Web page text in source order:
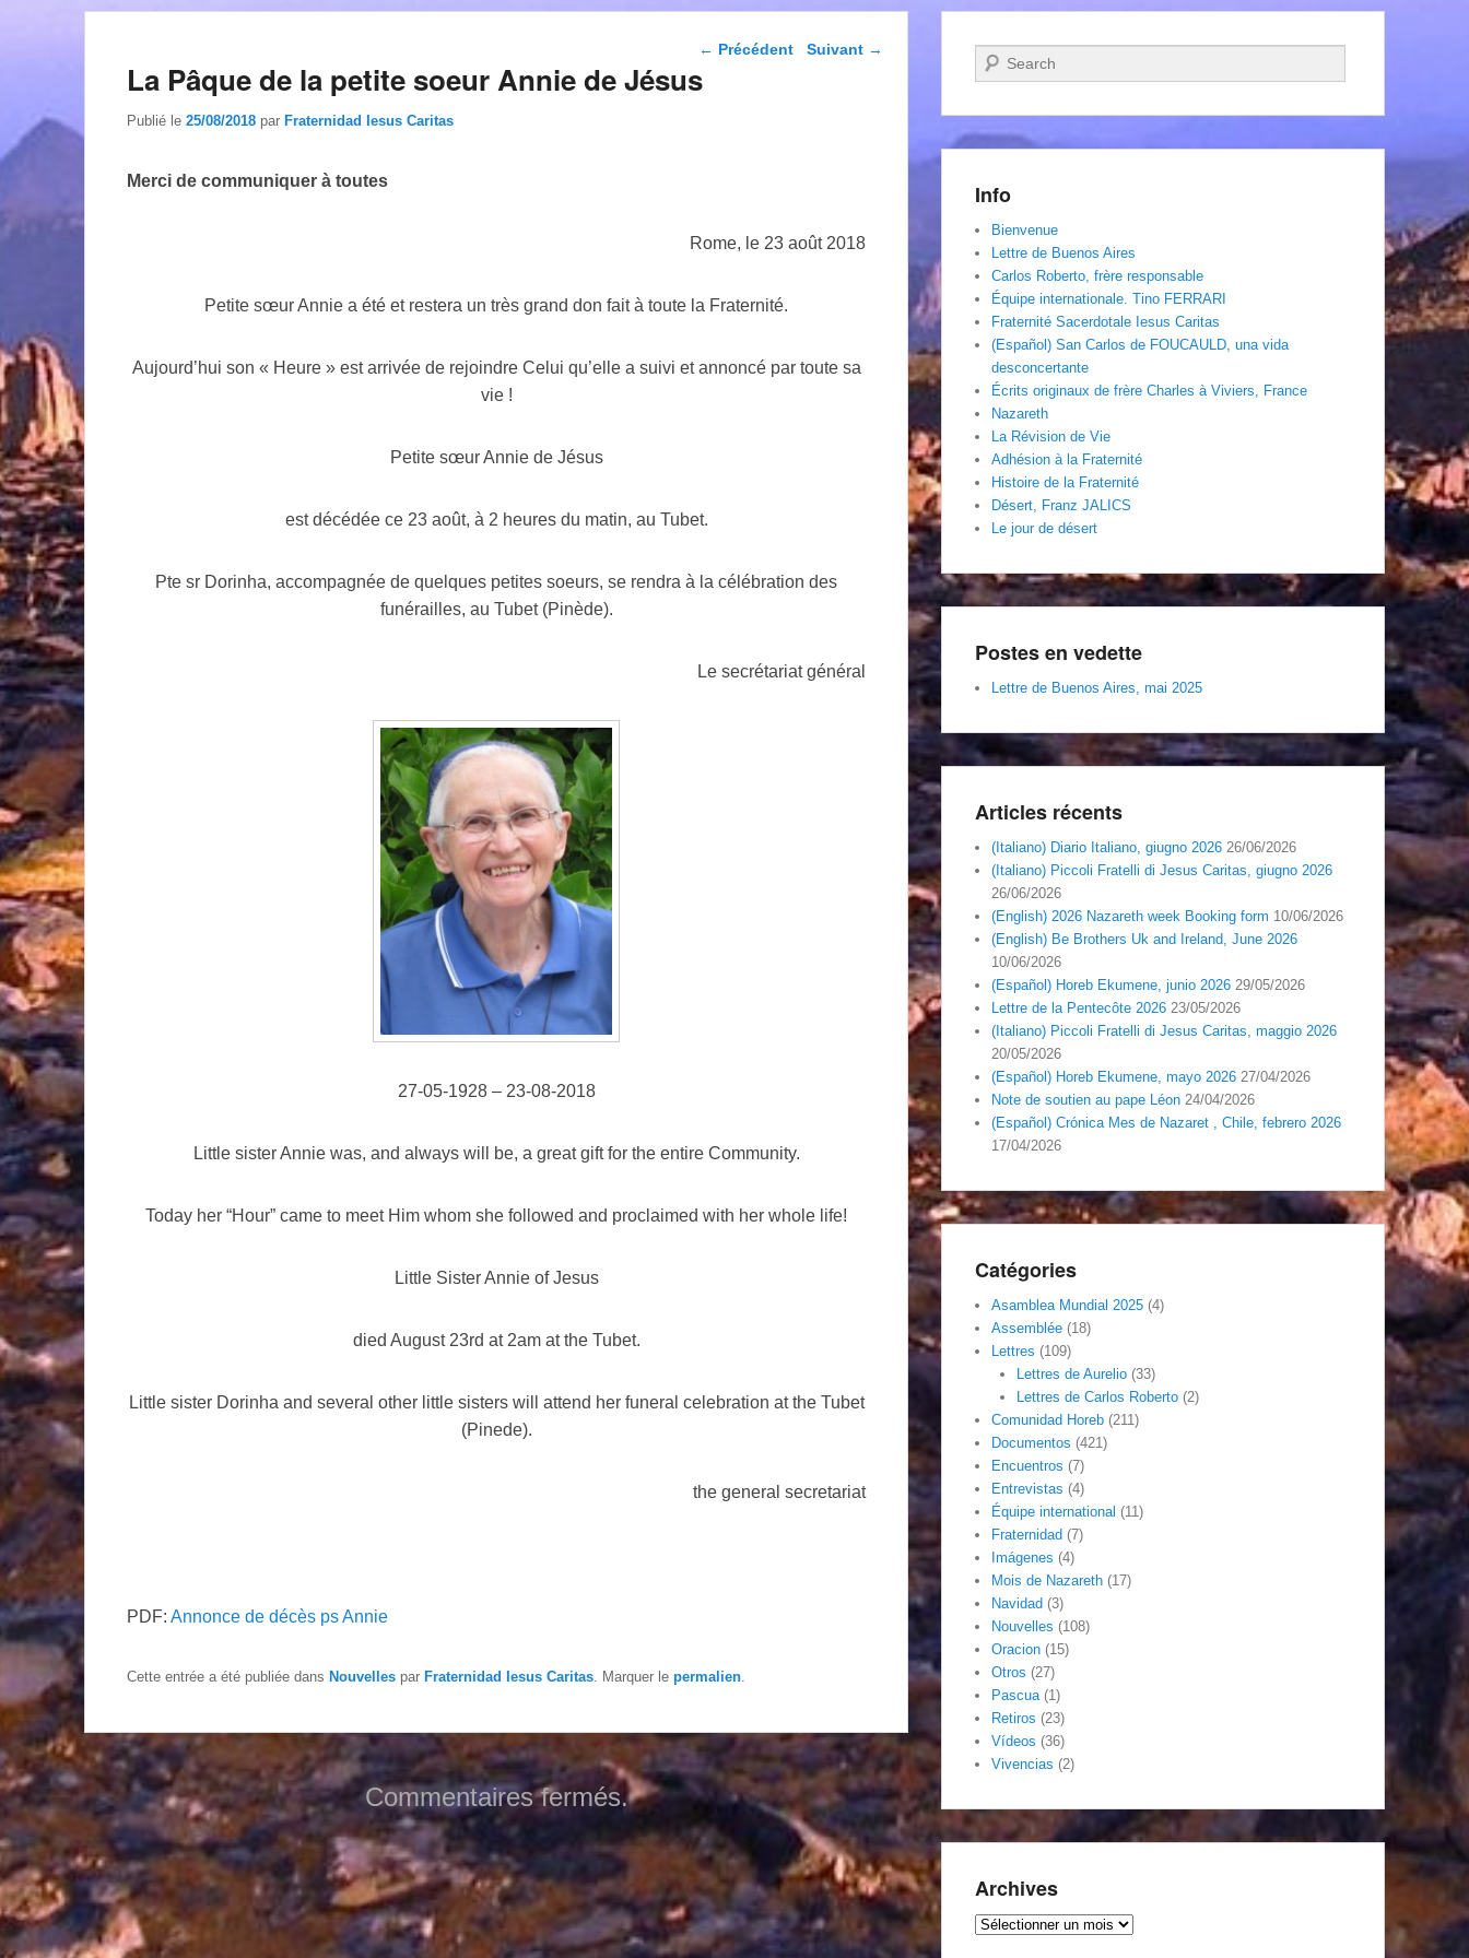
Navigation dans les
← Précédent Suivant →
La Pâque de la petite soeur Annie de Jésus
Publié le 25/08/2018 par Fraternidad Iesus Caritas
Merci de communiquer à toutes
Rome, le 23 août 2018
Petite sœur Annie a été et restera un très grand don fait à toute la Fraternité.
Aujourd’hui son « Heure » est arrivée de rejoindre Celui qu’elle a suivi et annoncé par toute sa
vie !
Petite sœur Annie de Jésus
est décédée ce 23 août, à 2 heures du matin, au Tubet.
Pte sr Dorinha, accompagnée de quelques petites soeurs, se rendra à la célébration des
funérailles, au Tubet (Pinède).
Le secrétariat général
27-05-1928 – 23-08-2018
Little sister Annie was, and always will be, a great gift for the entire Community.
Today her “Hour” came to meet Him whom she followed and proclaimed with her whole life!
Little Sister Annie of Jesus
died August 23rd at 2am at the Tubet.
Little sister Dorinha and several other little sisters will attend her funeral celebration at the Tubet
(Pinede).
the general secretariat
PDF: Annonce de décès ps Annie
Cette entrée a été publiée dans Nouvelles par Fraternidad Iesus Caritas. Marquer le permalien.
Commentaires fermés.
Recherche
Info
Bienvenue
Lettre de Buenos Aires
Carlos Roberto, frère responsable
Équipe internationale. Tino FERRARI
Fraternité Sacerdotale Iesus Caritas
(Español) San Carlos de FOUCAULD, una vida
desconcertante
Écrits originaux de frère Charles à Viviers, France
Nazareth
La Révision de Vie
Adhésion à la Fraternité
Histoire de la Fraternité
Désert, Franz JALICS
Le jour de désert
Postes en vedette
Lettre de Buenos Aires, mai 2025
Articles récents
(Italiano) Diario Italiano, giugno 2026 26/06/2026
(Italiano) Piccoli Fratelli di Jesus Caritas, giugno 2026
26/06/2026
(English) 2026 Nazareth week Booking form 10/06/2026
(English) Be Brothers Uk and Ireland, June 2026
10/06/2026
(Español) Horeb Ekumene, junio 2026 29/05/2026
Lettre de la Pentecôte 2026 23/05/2026
(Italiano) Piccoli Fratelli di Jesus Caritas, maggio 2026
20/05/2026
(Español) Horeb Ekumene, mayo 2026 27/04/2026
Note de soutien au pape Léon 24/04/2026
(Español) Crónica Mes de Nazaret , Chile, febrero 2026
17/04/2026
Catégories
Asamblea Mundial 2025 (4)
Assemblée (18)
Lettres (109)
Lettres de Aurelio(33)
Lettres de Carlos Roberto(2)
Comunidad Horeb (211)
Documentos (421)
Encuentros (7)
Entrevistas (4)
Équipe international (11)
Fraternidad (7)
Imágenes (4)
Mois de Nazareth (17)
Navidad (3)
Nouvelles (108)
Oracion (15)
Otros (27)
Pascua(1)
Retiros (23)
Vídeos (36)
Vivencias (2)
Archives
Archives